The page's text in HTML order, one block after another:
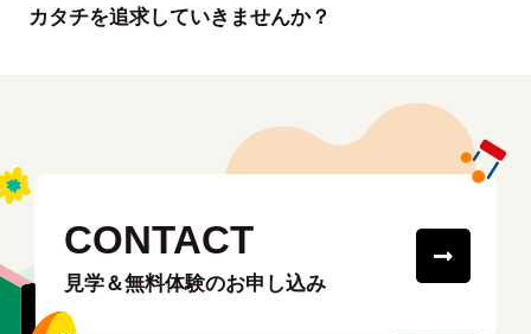
カタチを追求していきませんか？
CONTACT
見学＆無料体験のお申し込み